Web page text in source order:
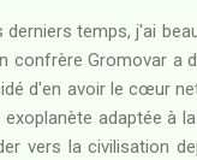
derniers temps, j'ai
confrère Gromovar a
d'en avoir le cœur
exoplanète adaptée à
vers la civilisation